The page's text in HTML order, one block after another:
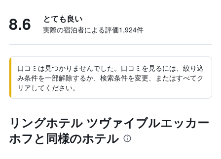
8.6 とても良い
実際の宿泊者による評価1,924​件
口コミは見つかりませんでした。口コミを見るには、絞り込
み条件を一部解除するか、検索条件を変更、またはすべてク
リアしてください。
リングホテル ツヴァイブルエッカー
ホフと同様のホテル